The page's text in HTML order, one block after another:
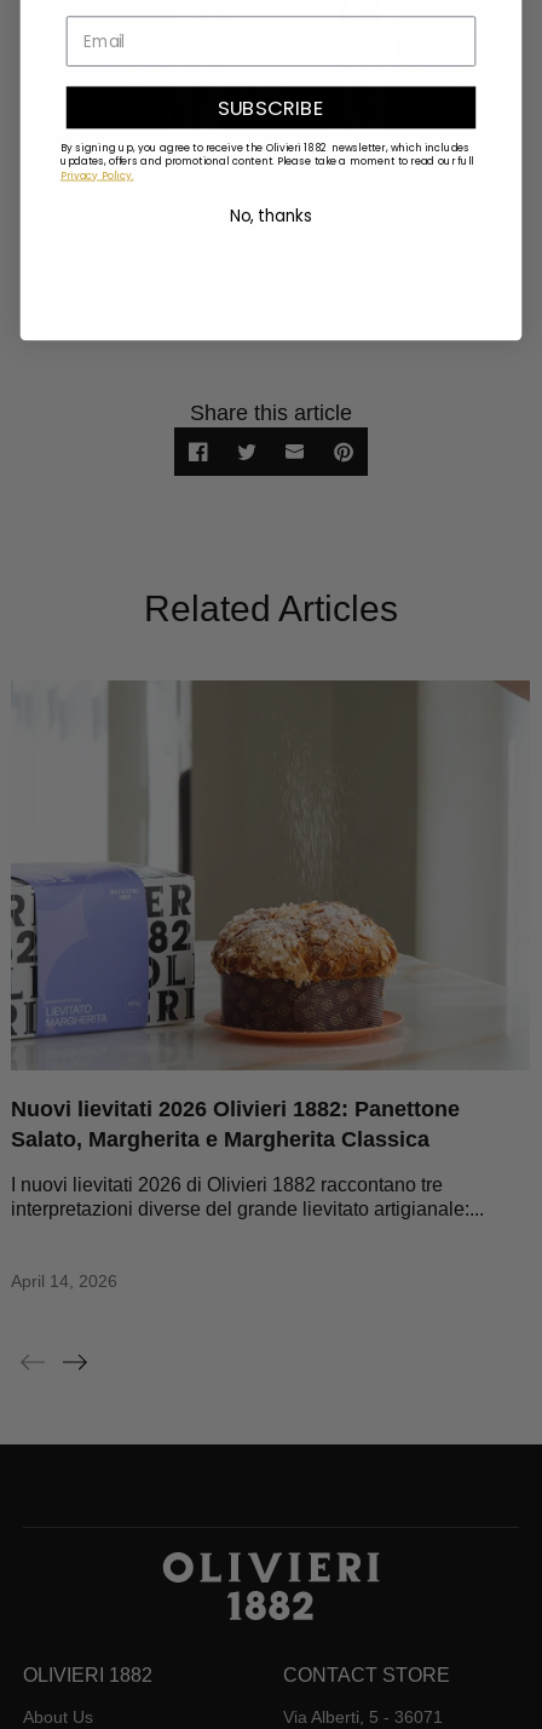
Share this article
Related Articles
Nuovi lievitati 2026 Olivieri 1882: Panettone
Salato, Margherita e Margherita Classica
I nuovi lievitati 2026 di Olivieri 1882 raccontano tre
interpretazioni diverse del grande lievitato artigianale:...
April 14, 2026
OLIVIERI 1882
About Us
CONTACT STORE
Via Alberti, 5 - 36071
SUBSCRIBE
By signing up, you agree to receive the Olivieri 1882 newsletter, which includes
updates, offers and promotional content. Please take a moment to read our full
Privacy Policy.
No, thanks